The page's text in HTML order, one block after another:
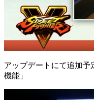
アップデートにて追加予
機能」